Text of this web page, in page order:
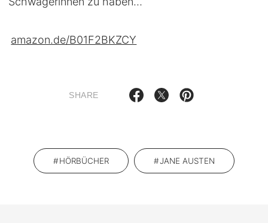
amazon.de/B01F2BKZCY
SHARE
HÖRBÜCHER JANE AUSTEN